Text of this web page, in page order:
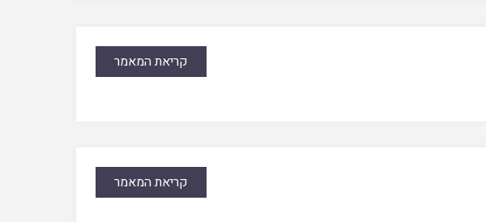
קריאת המאמר
קריאת המאמר